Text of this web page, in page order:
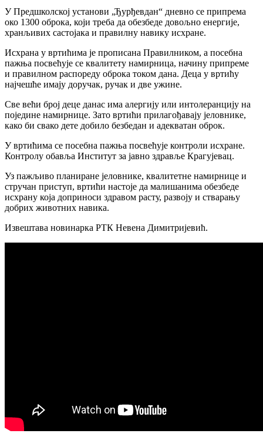
У Предшколској установи „Ђурђевдан“ дневно се припрема
око 1300 оброка, који треба да обезбеде довољно енергије,
хранљивих састојака и правилну навику исхране.
Исхрана у вртићима је прописана Правилником, а посебна
пажња посвећује се квалитету намирница, начину припреме
и правилном распореду оброка током дана. Деца у вртићу
најчешће имају доручак, ручак и две ужине.
Све већи број деце данас има алергију или интолеранцију на
поједине намирнице. Зато вртићи прилагођавају јеловнике,
како би свако дете добило безбедан и адекватан оброк.
У вртићима се посебна пажња посвећује контроли исхране.
Контролу обавља Институт за јавно здравље Крагујевац.
Уз пажљиво планиране јеловнике, квалитетне намирнице и
стручан приступ, вртићи настоје да малишанима обезбеде
исхрану која доприноси здравом расту, развоју и стварању
добрих животних навика.
Извештава новинарка РТК Невена Димитријевић.